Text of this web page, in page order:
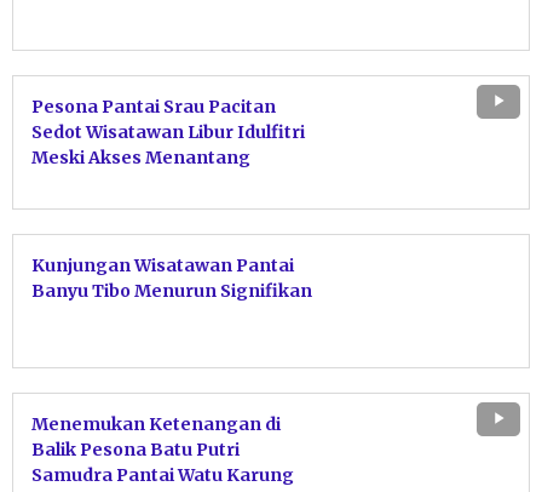
Pesona Pantai Srau Pacitan
Sedot Wisatawan Libur Idulfitri
Meski Akses Menantang
Kunjungan Wisatawan Pantai
Banyu Tibo Menurun Signifikan
Menemukan Ketenangan di
Balik Pesona Batu Putri
Samudra Pantai Watu Karung